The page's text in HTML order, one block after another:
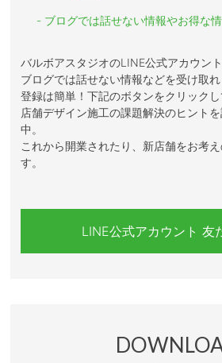
- ブログでは話せない情報やお得な
バルボアスタジオのLINE公式アカウン
ブログでは話せない情報などを受け取
登録は簡単！下記のボタンをクリック
店舗デザイン施工の課題解決のヒント
中。
これから開業されたり、新店舗をお考
す。
LINE公式アカウント 友